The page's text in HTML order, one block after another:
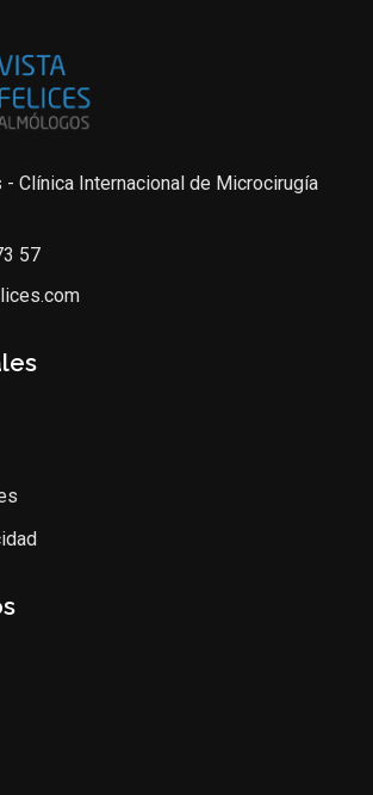
Clínica Internacional de Microcirugía
57